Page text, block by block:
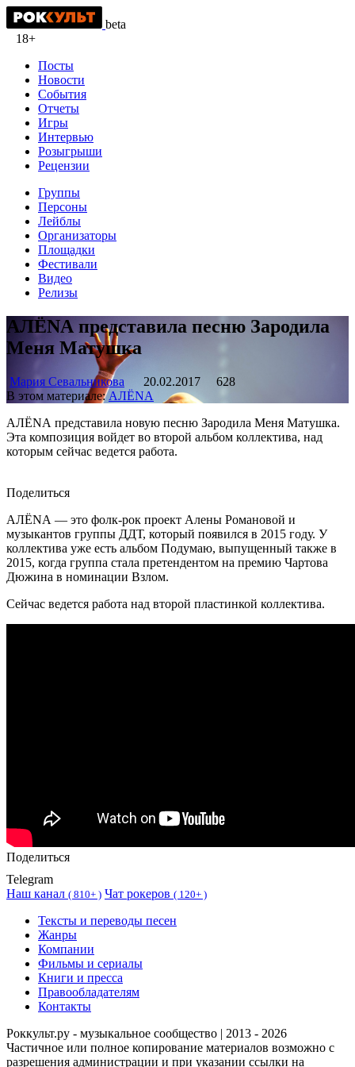
beta
18+
Посты
Новости
События
Отчеты
Игры
Интервью
Розыгрыши
Рецензии
Группы
Персоны
Лейблы
Организаторы
Площадки
Фестивали
Видео
Релизы
АЛЁNА представила песню Зародила
Меня Матушка
Мария Севальникова 20.02.2017
628
В этом материале:АЛЁNА
АЛЁNА представила новую песню Зародила Меня Матушка.
Эта композиция войдет во второй альбом коллектива, над
которым сейчас ведется работа.
Поделиться
АЛЁNА — это фолк-рок проект Алены Романовой и
музыкантов группы ДДТ, который появился в 2015 году. У
коллектива уже есть альбом Подумаю, выпущенный также в
2015, когда группа стала претендентом на премию Чартова
Дюжина в номинации Взлом.
Сейчас ведется работа над второй пластинкой коллектива.
Поделиться
Telegram
Наш канал ( 810+ ) Чат рокеров ( 120+ )
Тексты и переводы песен
Жанры
Компании
Фильмы и сериалы
Книги и пресса
Правообладателям
Контакты
Роккульт.ру - музыкальное сообщество | 2013 - 2026
Частичное или полное копирование материалов возможно с
разрешения администрации и при указании ссылки на